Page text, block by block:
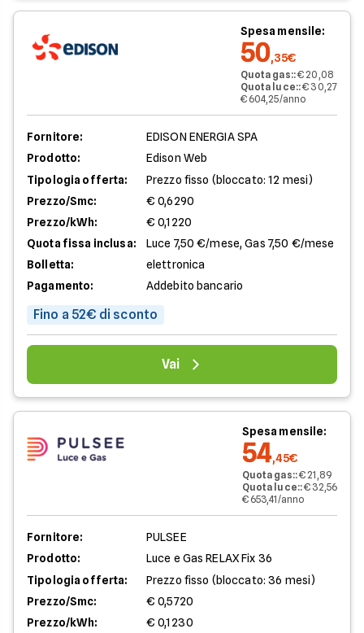
Spesa mensile:
50,35€
Quota gas::€ 20,08
Quota luce::€ 30,27
€ 604,25/anno
Fornitore:
EDISON ENERGIA SPA
Prodotto:
Edison Web
Tipologia offerta:
Prezzo fisso (bloccato: 12 mesi)
Prezzo/Smc:
€ 0,6290
Prezzo/kWh:
€ 0,1220
Quota fissa inclusa:
Luce 7,50 €/mese, Gas 7,50 €/mese
Bolletta:
elettronica
Pagamento:
Addebito bancario
Fino a 52€ di sconto
Vai
Spesa mensile:
54,45€
Quota gas::€ 21,89
Quota luce::€ 32,56
€ 653,41/anno
Fornitore:
PULSEE
Prodotto:
Luce e Gas RELAX Fix 36
Tipologia offerta:
Prezzo fisso (bloccato: 36 mesi)
Prezzo/Smc:
€ 0,5720
Prezzo/kWh:
€ 0,1230